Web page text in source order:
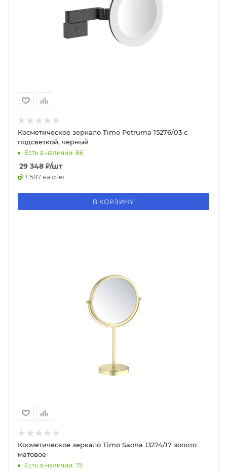
Косметическое зеркало Timo Petruma 15276/03 с
подсветкой, черный
Есть в наличии: 86
29 348 ₽/шт
+ 587 на счет
В КОРЗИНУ
Косметическое зеркало Timo Saona 13274/17 золото
матовое
Есть в наличии: 75